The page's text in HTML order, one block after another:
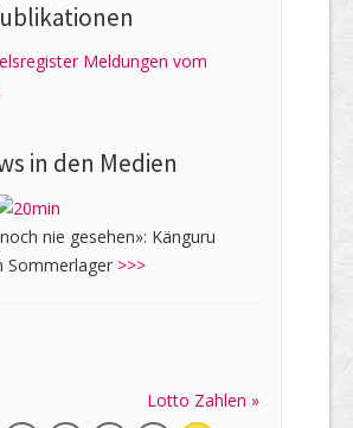
Meldungen vom
in den Medien
nie gesehen»: Känguru
Sommerlager >>>
Lotto Zahlen »